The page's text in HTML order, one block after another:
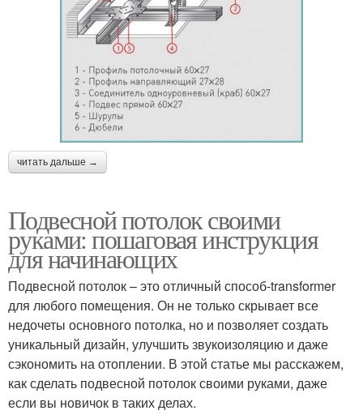
читать дальше →
Подвесной потолок своими
руками: пошаговая инструкция
для начинающих
Подвесной потолок – это отличный способ-transformer
для любого помещения. Он не только скрывает все
недочеты основного потолка, но и позволяет создать
уникальный дизайн, улучшить звукоизоляцию и даже
сэкономить на отоплении. В этой статье мы расскажем,
как сделать подвесной потолок своими руками, даже
если вы новичок в таких делах.